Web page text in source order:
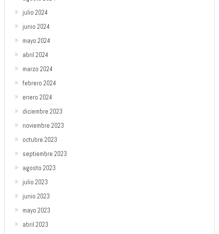
julio 2024
junio 2024
mayo 2024
abril 2024
marzo 2024
febrero 2024
enero 2024
diciembre 2023
noviembre 2023
octubre 2023
septiembre 2023
agosto 2023
julio 2023
junio 2023
mayo 2023
abril 2023